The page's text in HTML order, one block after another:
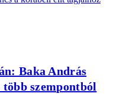
Baka András
több szempontból